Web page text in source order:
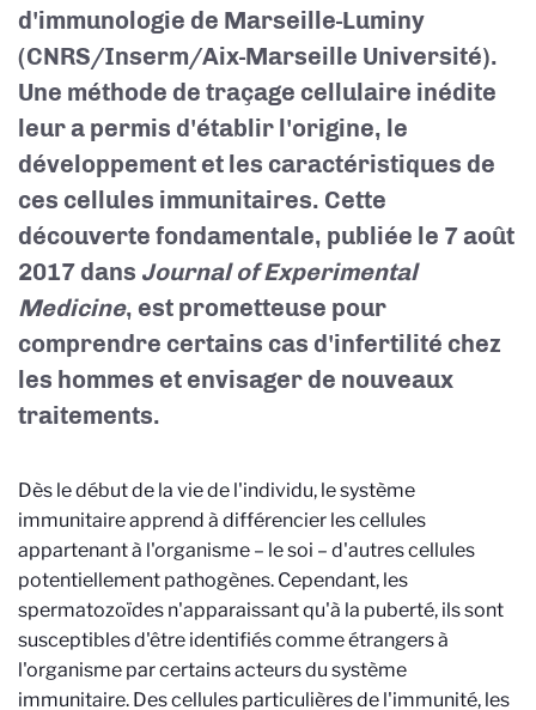
d'immunologie de Marseille-Luminy
(CNRS/Inserm/Aix-Marseille Université).
Une méthode de traçage cellulaire inédite
leur a permis d'établir l'origine, le
développement et les caractéristiques de
ces cellules immunitaires. Cette
découverte fondamentale, publiée le 7 août
2017 dans Journal of Experimental
Medicine, est prometteuse pour
comprendre certains cas d'infertilité chez
les hommes et envisager de nouveaux
traitements.
Dès le début de la vie de l'individu, le système
immunitaire apprend à différencier les cellules
appartenant à l'organisme – le soi – d'autres cellules
potentiellement pathogènes. Cependant, les
spermatozoïdes n'apparaissant qu'à la puberté, ils sont
susceptibles d'être identifiés comme étrangers à
l'organisme par certains acteurs du système
immunitaire. Des cellules particulières de l'immunité, les